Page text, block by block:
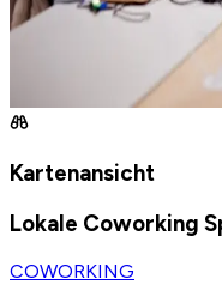
Kartenansicht
Lokale Coworking
COWORKING